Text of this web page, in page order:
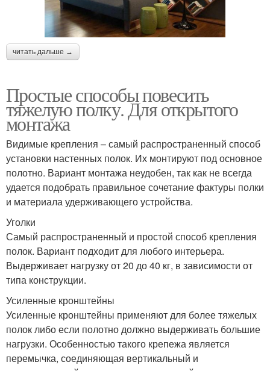
читать дальше →
Простые способы повесить
тяжелую полку. Для открытого
монтажа
Видимые крепления – самый распространенный способ
установки настенных полок. Их монтируют под основное
полотно. Вариант монтажа неудобен, так как не всегда
удается подобрать правильное сочетание фактуры полки
и материала удерживающего устройства.
Уголки
Самый распространенный и простой способ крепления
полок. Вариант подходит для любого интерьера.
Выдерживает нагрузку от 20 до 40 кг, в зависимости от
типа конструкции.
Усиленные кронштейны
Усиленные кронштейны применяют для более тяжелых
полок либо если полотно должно выдерживать большие
нагрузки. Особенностью такого крепежа является
перемычка, соединяющая вертикальный и